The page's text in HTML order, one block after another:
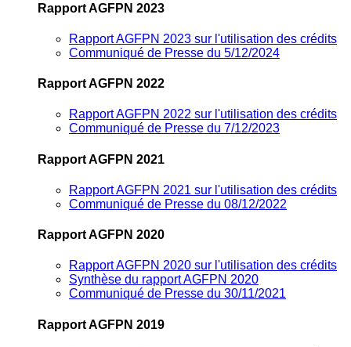
Rapport AGFPN 2023
Rapport AGFPN 2023 sur l'utilisation des crédits
Communiqué de Presse du 5/12/2024
Rapport AGFPN 2022
Rapport AGFPN 2022 sur l'utilisation des crédits
Communiqué de Presse du 7/12/2023
Rapport AGFPN 2021
Rapport AGFPN 2021 sur l'utilisation des crédits
Communiqué de Presse du 08/12/2022
Rapport AGFPN 2020
Rapport AGFPN 2020 sur l'utilisation des crédits
Synthèse du rapport AGFPN 2020
Communiqué de Presse du 30/11/2021
Rapport AGFPN 2019